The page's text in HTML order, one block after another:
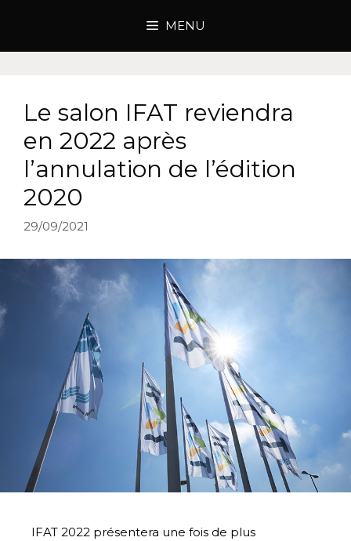
MENU
Le salon IFAT reviendra
en 2022 après
l’annulation de l’édition
2020
29/09/2021
IFAT 2022 présentera une fois de plus